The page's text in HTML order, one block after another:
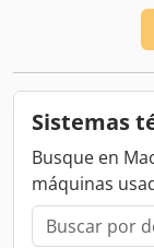
Sistemas
Busque en
máquinas